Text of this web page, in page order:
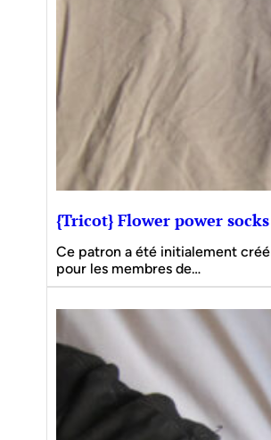
{Tricot} Flower power socks
Ce patron a été initialement créé
pour les membres de…